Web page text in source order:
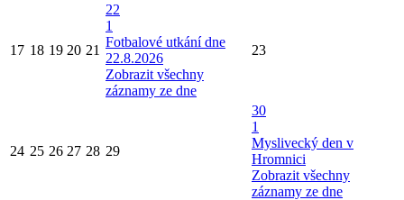
17 18 19 20 21
22
1
Fotbalové utkání dne
22.8.2026
Zobrazit všechny
záznamy ze dne
23
24 25 26 27 28 29
30
1
Myslivecký den v
Hromnici
Zobrazit všechny
záznamy ze dne